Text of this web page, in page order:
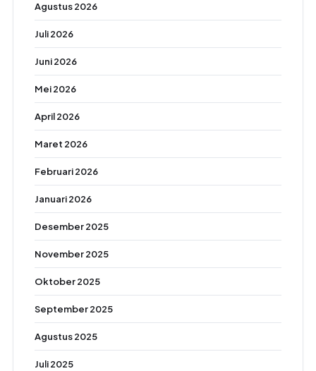
Agustus 2026
Juli 2026
Juni 2026
Mei 2026
April 2026
Maret 2026
Februari 2026
Januari 2026
Desember 2025
November 2025
Oktober 2025
September 2025
Agustus 2025
Juli 2025